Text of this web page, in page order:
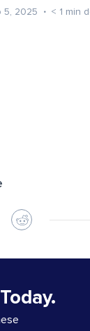
5, 2025 < 1 min